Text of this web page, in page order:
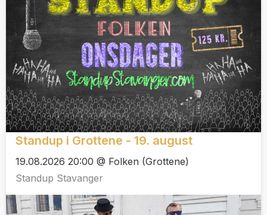
Standup i Grottene - 19. august
19.08.2026 20:00 @ Folken (Grottene)
Standup Stavanger